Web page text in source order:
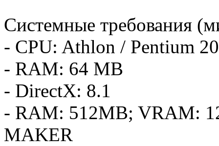
Системные требования
- CPU: Athlon / Pentium
- RAM: 64 MB
- DirectX: 8.1
- RAM: 512MB; VRAM:
MAKER